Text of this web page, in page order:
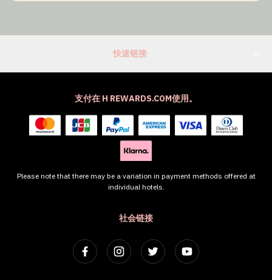
快速链接
社会链接
支付在 H REWARDS.COM使用。
Please note that there may be a variation in payment methods offered at
individual hotels.